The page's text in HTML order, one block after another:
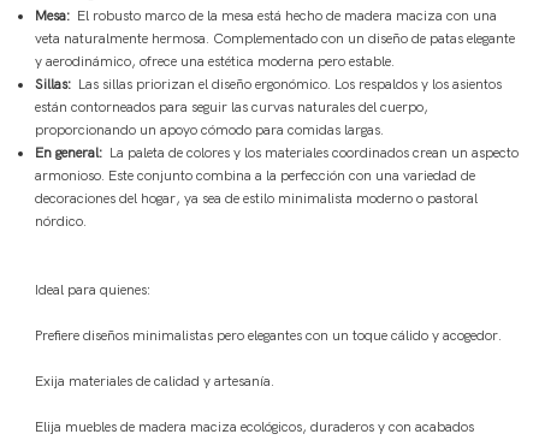
Mesa: El robusto marco de la mesa está hecho de madera maciza con una
veta naturalmente hermosa. Complementado con un diseño de patas elegante
y aerodinámico, ofrece una estética moderna pero estable.
Sillas: Las sillas priorizan el diseño ergonómico. Los respaldos y los asientos
están contorneados para seguir las curvas naturales del cuerpo,
proporcionando un apoyo cómodo para comidas largas.
En general: La paleta de colores y los materiales coordinados crean un aspecto
armonioso. Este conjunto combina a la perfección con una variedad de
decoraciones del hogar, ya sea de estilo minimalista moderno o pastoral
nórdico.
Ideal para quienes:
Prefiere diseños minimalistas pero elegantes con un toque cálido y acogedor.
Exija materiales de calidad y artesanía.
Elija muebles de madera maciza ecológicos, duraderos y con acabados